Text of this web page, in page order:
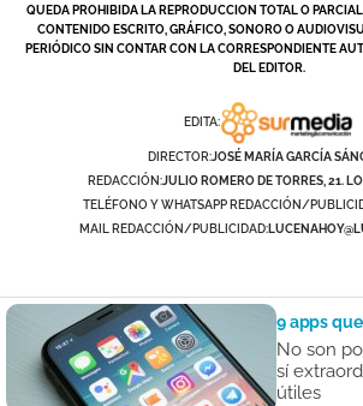
QUEDA PROHIBIDA LA REPRODUCCION TOTAL O
CONTENIDO ESCRITO, GRÁFICO, SONORO O
PERIÓDICO SIN CONTAR CON LA CORRESPONDIENTE
DEL EDITOR.
EDITA:
DIRECTOR:JOSÉ MARÍA GARCÍA
REDACCIÓN:JULIO ROMERO DE TORRES, 21.
TELÉFONO Y WHATSAPP REDACCIÓN/
MAIL REDACCIÓN/PUBLICIDAD:
9 apps
No son
sí
útiles